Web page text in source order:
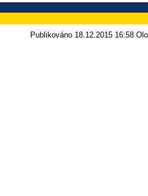
Publikováno 18.12.2015 16:58